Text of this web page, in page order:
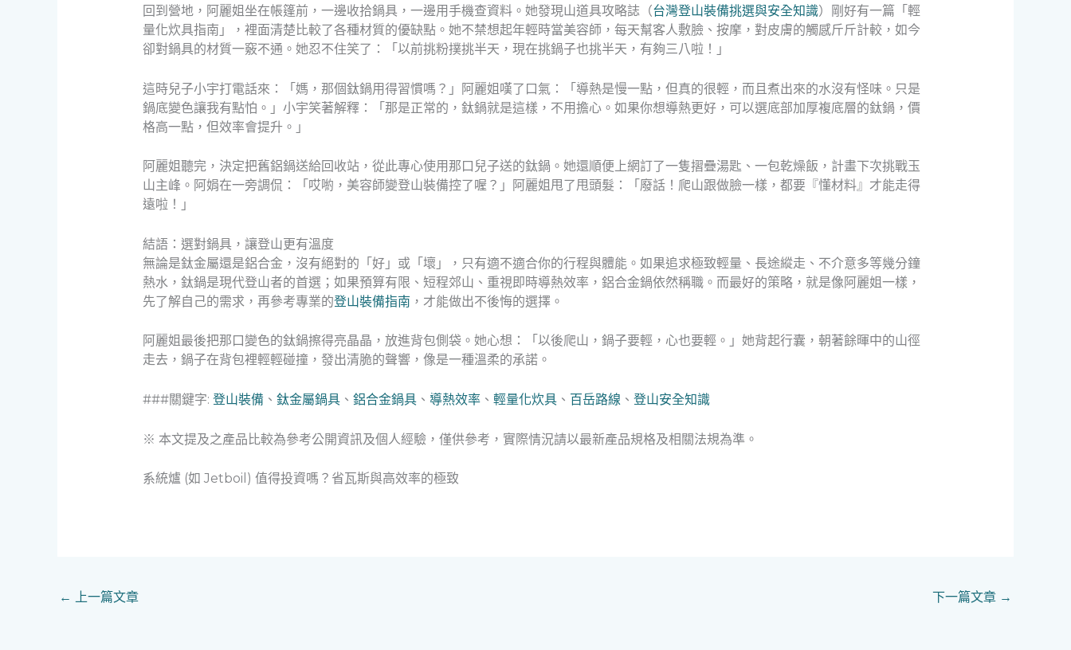
回到營地，阿麗姐坐在帳篷前，一邊收拾鍋具，一邊用手機查資料。她發現山道具攻略誌（台灣登山裝備挑選與安全知識）剛好有一篇「輕
量化炊具指南」，裡面清楚比較了各種材質的優缺點。她不禁想起年輕時當美容師，每天幫客人敷臉、按摩，對皮膚的觸感斤斤計較，如今
卻對鍋具的材質一竅不通。她忍不住笑了：「以前挑粉撲挑半天，現在挑鍋子也挑半天，有夠三八啦！」
這時兒子小宇打電話來：「媽，那個鈦鍋用得習慣嗎？」阿麗姐嘆了口氣：「導熱是慢一點，但真的很輕，而且煮出來的水沒有怪味。只是
鍋底變色讓我有點怕。」小宇笑著解釋：「那是正常的，鈦鍋就是這樣，不用擔心。如果你想導熱更好，可以選底部加厚複底層的鈦鍋，價
格高一點，但效率會提升。」
阿麗姐聽完，決定把舊鋁鍋送給回收站，從此專心使用那口兒子送的鈦鍋。她還順便上網訂了一隻摺疊湯匙、一包乾燥飯，計畫下次挑戰玉
山主峰。阿娟在一旁調侃：「哎喲，美容師變登山裝備控了喔？」阿麗姐甩了甩頭髮：「廢話！爬山跟做臉一樣，都要『懂材料』才能走得
遠啦！」
結語：選對鍋具，讓登山更有溫度
無論是鈦金屬還是鋁合金，沒有絕對的「好」或「壞」，只有適不適合你的行程與體能。如果追求極致輕量、長途縱走、不介意多等幾分鐘
熱水，鈦鍋是現代登山者的首選；如果預算有限、短程郊山、重視即時導熱效率，鋁合金鍋依然稱職。而最好的策略，就是像阿麗姐一樣，
先了解自己的需求，再參考專業的登山裝備指南 ，才能做出不後悔的選擇。
阿麗姐最後把那口變色的鈦鍋擦得亮晶晶，放進背包側袋。她心想：「以後爬山，鍋子要輕，心也要輕。」她背起行囊，朝著餘暉中的山徑
走去，鍋子在背包裡輕輕碰撞，發出清脆的聲響，像是一種溫柔的承諾。
###關鍵字: 登山裝備、 鈦金屬鍋具、 鋁合金鍋具、 導熱效率、 輕量化炊具、 百岳路線 、 登山安全知識
※ 本文提及之產品比較為參考公開資訊及個人經驗，僅供參考，實際情況請以最新產品規格及相關法規為準。
系統爐 (如 Jetboil) 值得投資嗎？省瓦斯與高效率的極致
← 上一篇文章 下一篇文章 →